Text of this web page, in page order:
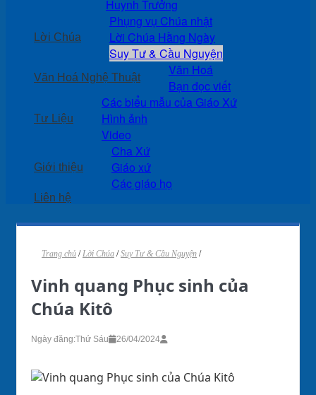
Huynh Trưởng
Lời Chúa
Phụng vụ Chúa nhật
Lời Chúa Hằng Ngày
Suy Tư & Cầu Nguyện
Văn Hoá Nghệ Thuật
Văn Hoá
Bạn đọc viết
Tư Liệu
Các biểu mẫu của Giáo Xứ
Hình ảnh
Video
Giới thiệu
Cha Xứ
Giáo xứ
Các giáo họ
Liên hệ
Trang chủ /Lời Chúa /Suy Tư & Cầu Nguyện /
Vinh quang Phục sinh của
Chúa Kitô
Ngày đăng:Thứ Sáu 26/04/2024